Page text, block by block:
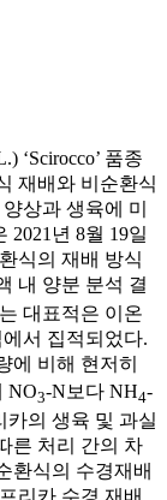
‘Scirocco’ 품종
재배와 비순환식
상과 생육에 미
2021년 8월 19일
식의 재배 방식
내 양분 분석 결
대표적은 이온
서 집적되었다.
에 비해 현저히
NO3-N보다 NH4-
의 생육 및 과실
른 처리 간의 차
환식의 수경재배
리카 수경 재배